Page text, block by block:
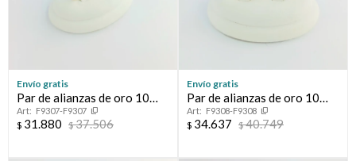
Envío gratis
Par de alianzas de oro 10
ktes, CINTA.
F9307-F9307
$ 31.880 $37.506
Envío gratis
Par de alianzas de oro 10
ktes, CINTA.
F9308-F9308
$ 34.637 $40.749